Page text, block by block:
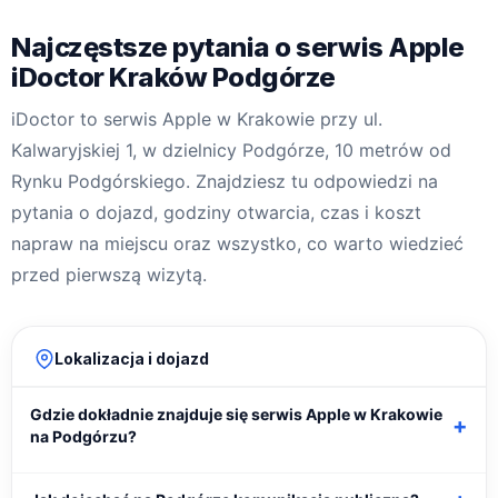
Najczęstsze pytania o serwis Apple
iDoctor Kraków Podgórze
iDoctor to serwis Apple w Krakowie przy ul.
Kalwaryjskiej 1, w dzielnicy Podgórze, 10 metrów od
Rynku Podgórskiego. Znajdziesz tu odpowiedzi na
pytania o dojazd, godziny otwarcia, czas i koszt
napraw na miejscu oraz wszystko, co warto wiedzieć
przed pierwszą wizytą.
Lokalizacja i dojazd
Gdzie dokładnie znajduje się serwis Apple w Krakowie
na Podgórzu?
+